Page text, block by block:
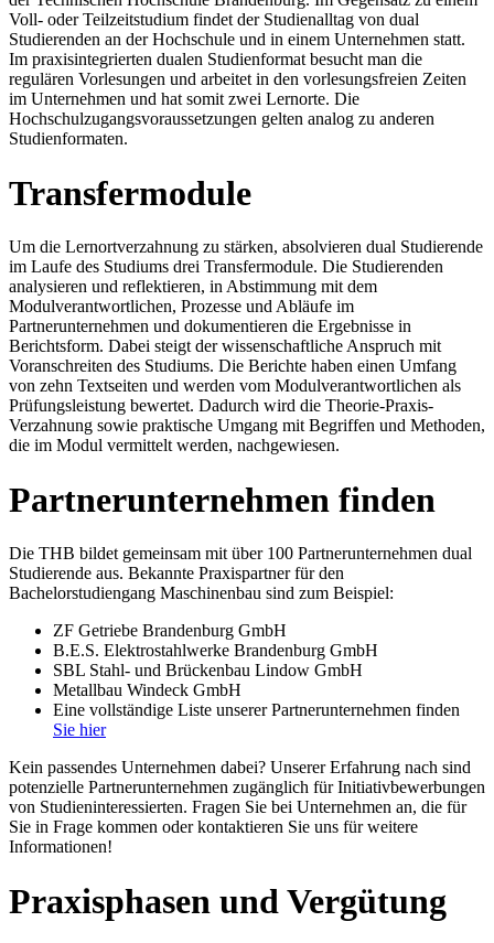
Voll- oder Teilzeitstudium findet der Studienalltag von dual
Studierenden an der Hochschule und in einem Unternehmen statt.
Im praxisintegrierten dualen Studienformat besucht man die
regulären Vorlesungen und arbeitet in den vorlesungsfreien Zeiten
im Unternehmen und hat somit zwei Lernorte. Die
Hochschulzugangsvoraussetzungen gelten analog zu anderen
Studienformaten.
Transfermodule
Um die Lernortverzahnung zu stärken, absolvieren dual Studierende
im Laufe des Studiums drei Transfermodule. Die Studierenden
analysieren und reflektieren, in Abstimmung mit dem
Modulverantwortlichen, Prozesse und Abläufe im
Partnerunternehmen und dokumentieren die Ergebnisse in
Berichtsform. Dabei steigt der wissenschaftliche Anspruch mit
Voranschreiten des Studiums. Die Berichte haben einen Umfang
von zehn Textseiten und werden vom Modulverantwortlichen als
Prüfungsleistung bewertet. Dadurch wird die Theorie-Praxis-
Verzahnung sowie praktische Umgang mit Begriffen und Methoden,
die im Modul vermittelt werden, nachgewiesen.
Partnerunternehmen finden
Die THB bildet gemeinsam mit über 100 Partnerunternehmen dual
Studierende aus. Bekannte Praxispartner für den
Bachelorstudiengang Maschinenbau sind zum Beispiel:
ZF Getriebe Brandenburg GmbH
B.E.S. Elektrostahlwerke Brandenburg GmbH
SBL Stahl- und Brückenbau Lindow GmbH
Metallbau Windeck GmbH
Eine vollständige Liste unserer Partnerunternehmen finden
Sie hier
Kein passendes Unternehmen dabei? Unserer Erfahrung nach sind
potenzielle Partnerunternehmen zugänglich für Initiativbewerbungen
von Studieninteressierten. Fragen Sie bei Unternehmen an, die für
Sie in Frage kommen oder kontaktieren Sie uns für weitere
Informationen!
Praxisphasen und Vergütung